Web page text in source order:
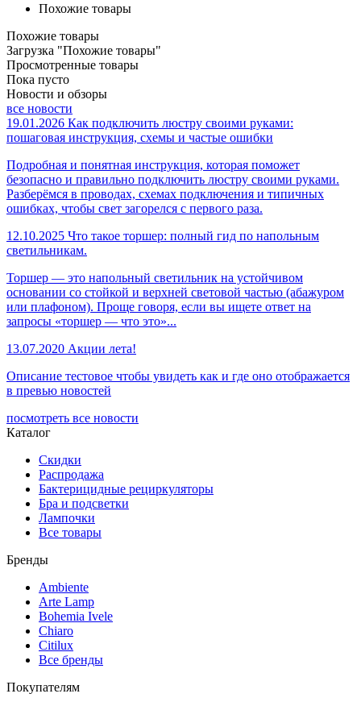
Похожие товары
Похожие товары
Загрузка "Похожие товары"
Просмотренные товары
Пока пусто
Новости и обзоры
все новости
19.01.2026 Как подключить люстру своими руками:
пошаговая инструкция, схемы и частые ошибки
Подробная и понятная инструкция, которая поможет
безопасно и правильно подключить люстру своими руками.
Разберёмся в проводах, схемах подключения и типичных
ошибках, чтобы свет загорелся с первого раза.
12.10.2025 Что такое торшер: полный гид по напольным
светильникам.
Торшер — это напольный светильник на устойчивом
основании со стойкой и верхней световой частью (абажуром
или плафоном). Проще говоря, если вы ищете ответ на
запросы «торшер — что это»...
13.07.2020 Акции лета!
Описание тестовое чтобы увидеть как и где оно отображается
в превью новостей
посмотреть все новости
Каталог
Скидки
Распродажа
Бактерицидные рециркуляторы
Бра и подсветки
Лампочки
Все товары
Бренды
Ambiente
Arte Lamp
Bohemia Ivele
Chiaro
Citilux
Все бренды
Покупателям